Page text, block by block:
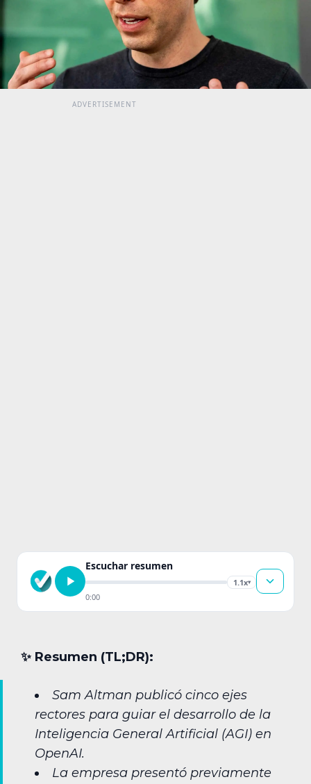
Escuchar resumen
1.1x▾
0:00
✨︎ Resumen (TL;DR):
Sam Altman publicó cinco ejes
rectores para guiar el desarrollo de la
Inteligencia General Artificial (AGI) en
OpenAI.
La empresa presentó previamente